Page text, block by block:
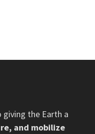
the Earth a
and mobilize